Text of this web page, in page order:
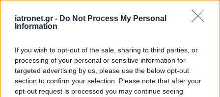
iatronet.gr - Do Not Process My Personal
Information
If you wish to opt-out of the sale, sharing to third parties, or
processing of your personal or sensitive information for
targeted advertising by us, please use the below opt-out
section to confirm your selection. Please note that after your
opt-out request is processed you may continue seeing